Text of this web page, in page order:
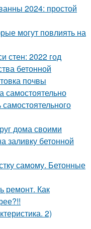
2024: простой
могут повлиять на
стен: 2022 год
бетонной
почвы
самостоятельно
дома своими
заливку бетонной
самому. Бетонные
ремонт. Как
2)